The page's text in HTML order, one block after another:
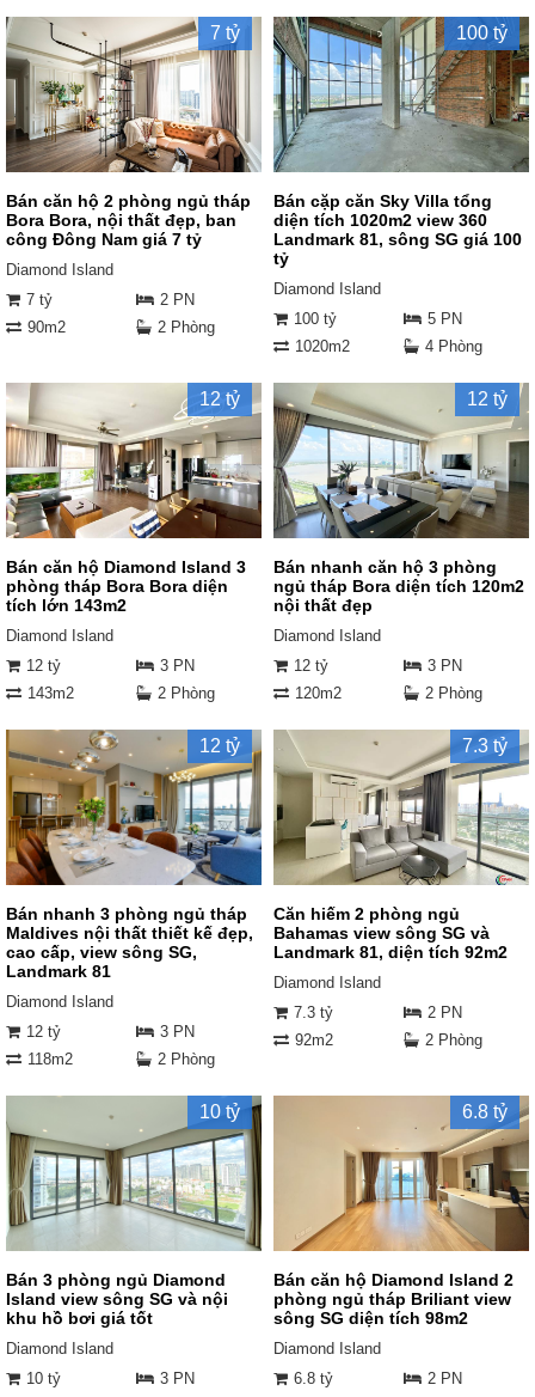
7 tỷ
Bán căn hộ 2 phòng ngủ tháp
Bora Bora, nội thất đẹp, ban
công Đông Nam giá 7 tỷ
Diamond Island
7 tỷ
2 PN
90m2
2 Phòng
100 tỷ
Bán cặp căn Sky Villa tổng
diện tích 1020m2 view 360
Landmark 81, sông SG giá 100
tỷ
Diamond Island
100 tỷ
5 PN
1020m2
4 Phòng
12 tỷ
Bán căn hộ Diamond Island 3
phòng tháp Bora Bora diện
tích lớn 143m2
Diamond Island
12 tỷ
3 PN
143m2
2 Phòng
12 tỷ
Bán nhanh căn hộ 3 phòng
ngủ tháp Bora diện tích 120m2
nội thất đẹp
Diamond Island
12 tỷ
3 PN
120m2
2 Phòng
12 tỷ
Bán nhanh 3 phòng ngủ tháp
Maldives nội thất thiết kế đẹp,
cao cấp, view sông SG,
Landmark 81
Diamond Island
12 tỷ
3 PN
118m2
2 Phòng
7.3 tỷ
Căn hiếm 2 phòng ngủ
Bahamas view sông SG và
Landmark 81, diện tích 92m2
Diamond Island
7.3 tỷ
2 PN
92m2
2 Phòng
10 tỷ
Bán 3 phòng ngủ Diamond
Island view sông SG và nội
khu hồ bơi giá tốt
Diamond Island
10 tỷ
3 PN
6.8 tỷ
Bán căn hộ Diamond Island 2
phòng ngủ tháp Briliant view
sông SG diện tích 98m2
Diamond Island
6.8 tỷ
2 PN